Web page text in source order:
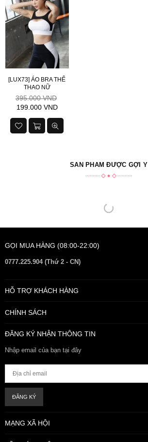
[LUX73] ÁO BRA THỂ
THAO NỮ
Giá
niêm
395.000 VND
199.000 VND
SẢN PHẨM ĐƯỢC GỢI Ý
GỌI MUA HÀNG (08:00-22:00)
0777.225.904 (Thứ 2 - CN)
HỖ TRỢ KHÁCH HÀNG
CHÍNH SÁCH
ĐĂNG KÝ NHẬN THÔNG TIN
Nhập email của bạn tại đây
ĐĂNG KÝ
MẠNG XÃ HỘI